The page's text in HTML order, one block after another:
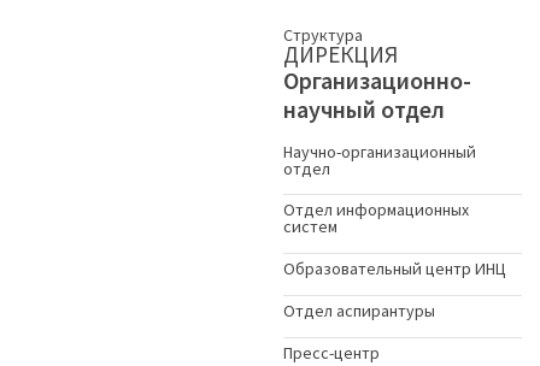
Структура
ДИРЕКЦИЯ
Организационно-
научный отдел
Научно-организационный
отдел
Отдел информационных
систем
Образовательный центр ИНЦ
Отдел аспирантуры
Пресс-центр